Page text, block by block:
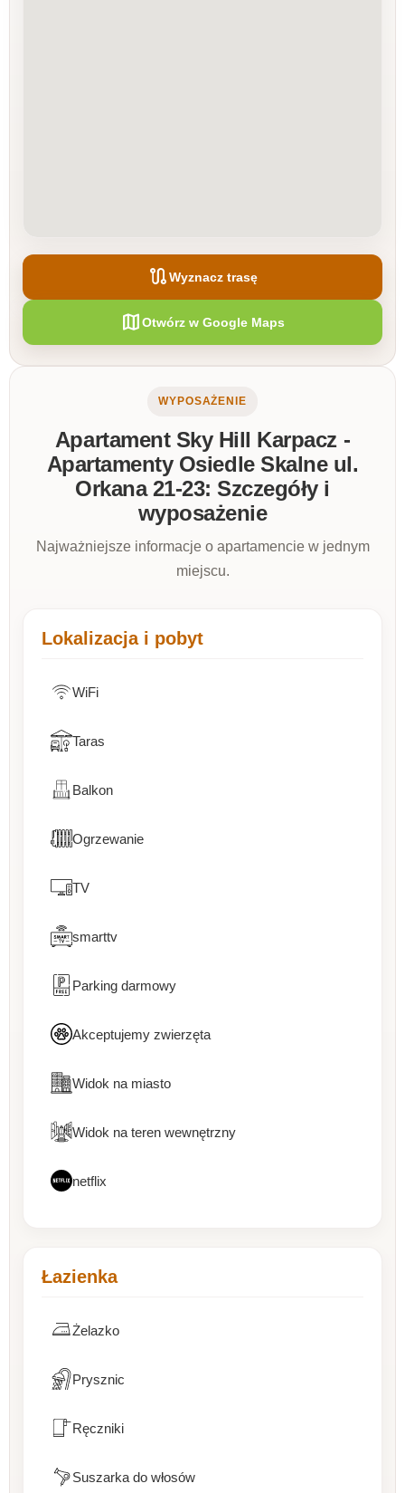
routeWyznacz trasę
mapOtwórz w Google Maps
WYPOSAŻENIE
Apartament Sky Hill Karpacz -
Apartamenty Osiedle Skalne ul.
Orkana 21-23: Szczegóły i
wyposażenie
Najważniejsze informacje o apartamencie w jednym
miejscu.
Lokalizacja i pobyt
WiFi
Taras
Balkon
Ogrzewanie
TV
smarttv
Parking darmowy
Akceptujemy zwierzęta
Widok na miasto
Widok na teren wewnętrzny
netflix
Łazienka
Żelazko
Prysznic
Ręczniki
Suszarka do włosów